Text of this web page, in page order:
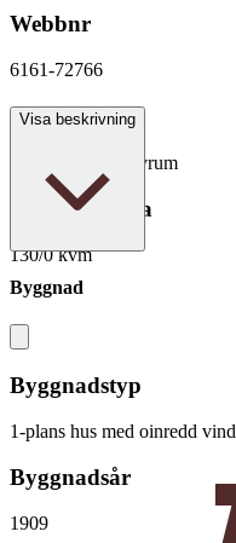
Webbnr
6161-72766
Antal rum
5 rum varav 3 sovrum
Boarea/Biarea
130/0 kvm
Visa beskrivning
Byggnad
Byggnadstyp
1-plans hus med oinredd vind
Byggnadsår
1909